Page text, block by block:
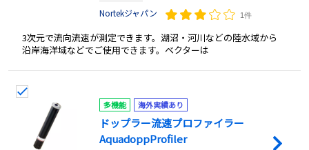
Nortekジャパン
1件
3次元で流向流速が測定できます。湖沼・河川などの陸水域から
沿岸海洋域などでご使用できます。ベクターは
多機能 海外実績あり
ドップラー流速プロファイラー
AquadoppProfiler